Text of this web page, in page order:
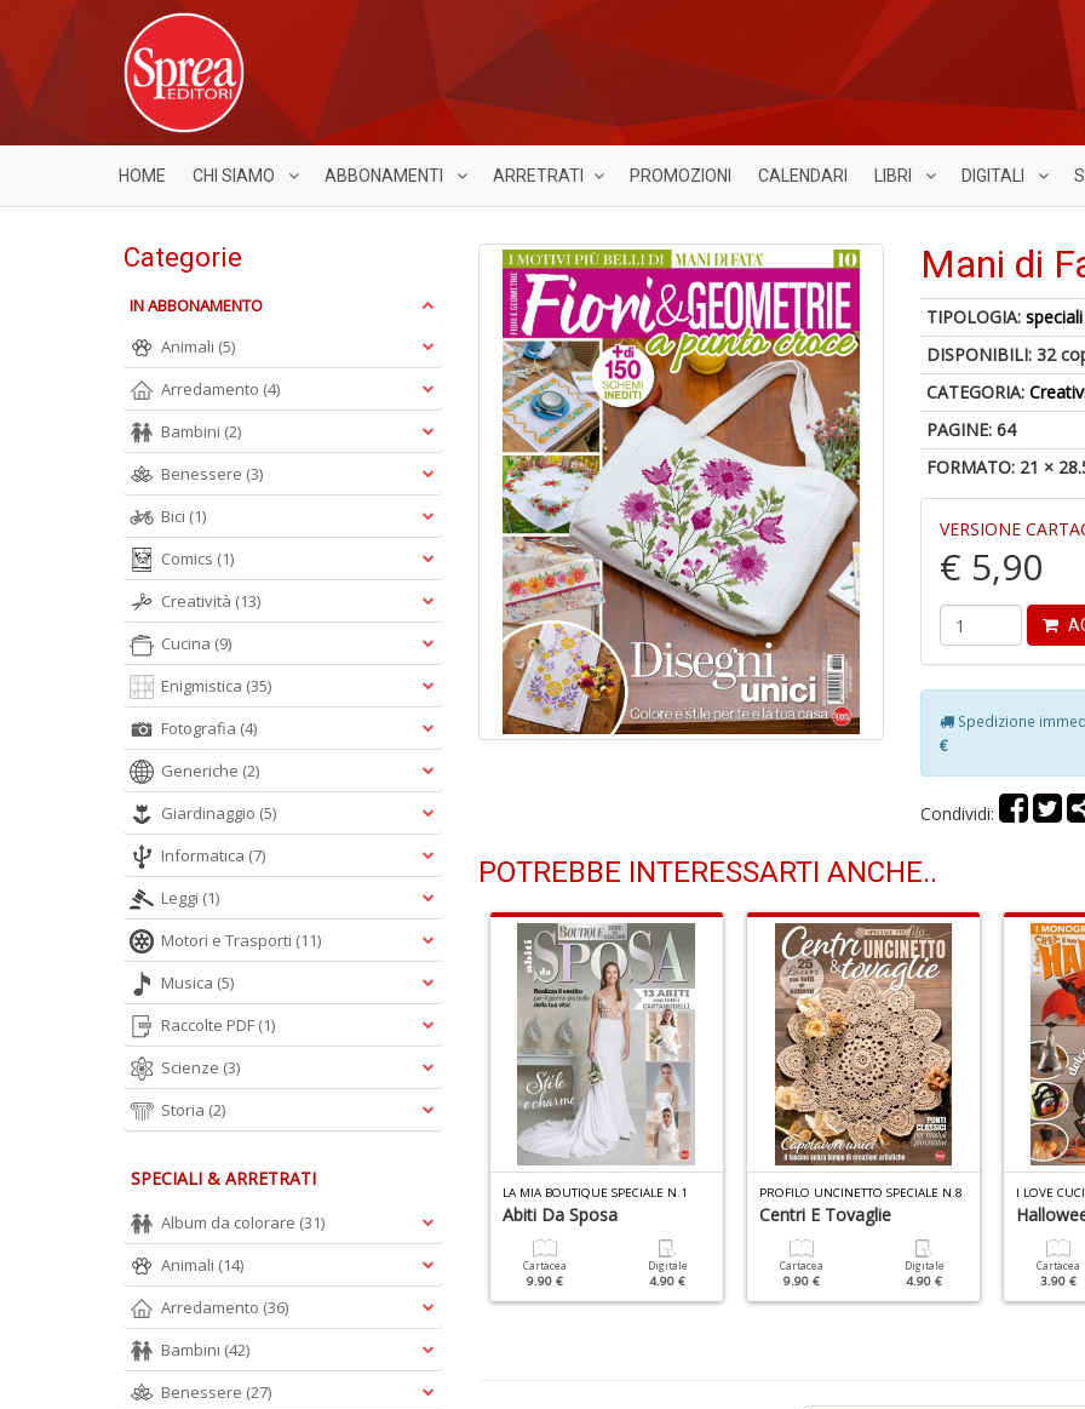
HOME CHI SIAMO ABBONAMENTI ARRETRATI PROMOZIONI CALENDARI LIBRI DIGITALI
Mani di
TIPOLOGIA:speciali
DISPONIBILI:32
CATEGORIA:
PAGINE: 64
FORMATO: 21 ×
VERSIONE
€ 5,90
Spedizione
€
Condividi:
POTREBBE INTERESSARTI ANCHE..
Classici E
Digitale
2.90 €
Abc Del Cucito
Digitale
LA MIA BOUTIQUE SPECIALE N.1
Abiti Da Sposa
Cartacea
9.90 €
Digitale
4.90 €
PROFILO UNCINETTO SPECIALE N.8
Centri E Tovaglie
Cartacea
9.90 €
Digitale
4.90 €
I LOVE
Cartacea
3.90 €
Categorie
IN ABBONAMENTO
Animali (5)
Arredamento (4)
Bambini (2)
Benessere (3)
Bici (1)
Comics (1)
Creatività (13)
Cucina (9)
Enigmistica (35)
Fotografia (4)
Generiche (2)
Giardinaggio (5)
Informatica (7)
Leggi (1)
Motori e Trasporti (11)
Musica (5)
Raccolte PDF (1)
Scienze (3)
Storia (2)
SPECIALI & ARRETRATI
Album da colorare (31)
Animali (14)
Arredamento (36)
Bambini (42)
Benessere (27)